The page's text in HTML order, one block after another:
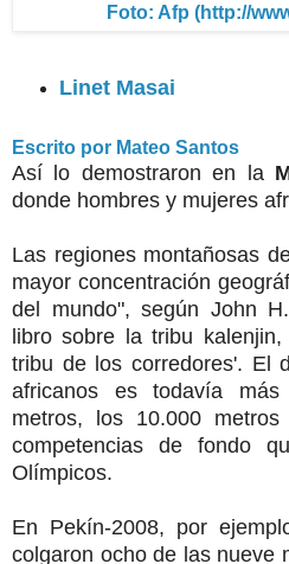
Foto: Afp (http://
Linet Masai
Escrito por Mateo Santos
Así lo demostraron en la
donde hombres y mujeres
Las regiones montañosas
mayor concentración
del mundo", según John
libro sobre la tribu
tribu de los corredores'. El
africanos es todavía
metros, los 10.000
competencias de fondo
Olímpicos.
En Pekín-2008, por
colgaron ocho de las nueve